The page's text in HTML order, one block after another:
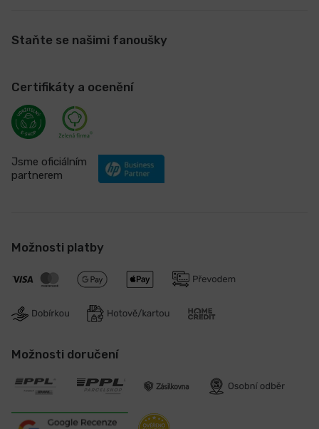
Staňte se našimi fanoušky
Certifikáty a ocenění
Jsme oficiálním
partnerem
Možnosti platby
Možnosti doručení